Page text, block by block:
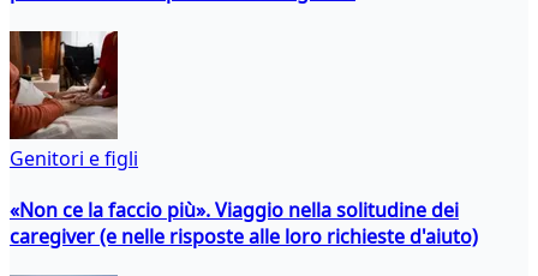
Genitori e figli
«Non ce la faccio più». Viaggio nella solitudine dei
caregiver (e nelle risposte alle loro richieste d'aiuto)